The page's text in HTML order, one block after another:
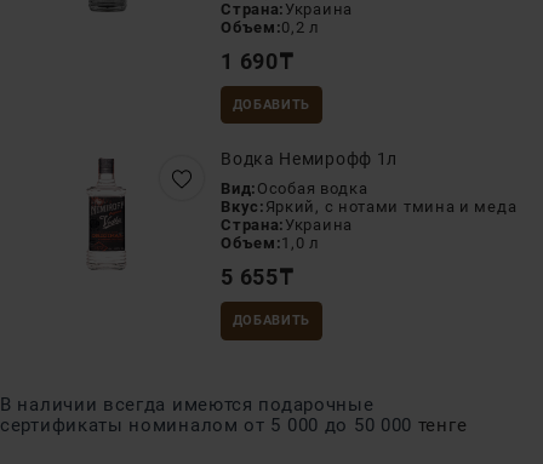
Страна: Украина
Объем:0,2 л
1 690₸
ДОБАВИТЬ
Водка Немирофф 1л
Вид: Особая водка
Вкус: Яркий, с нотами тмина и меда
Страна: Украина
Объем:1,0 л
5 655₸
ДОБАВИТЬ
В наличии всегда имеются подарочные
сертификаты номиналом от 5 000 до 50 000 тенге